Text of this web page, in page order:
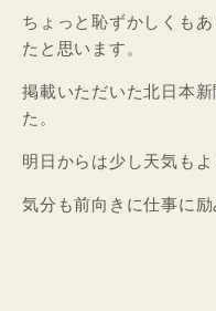
ちょっと恥ずかしくも
たと思います。
掲載いただいた北日本
た。
明日からは少し天気もよ
気分も前向きに仕事に励